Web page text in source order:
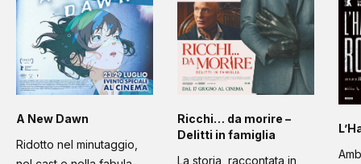
A New Dawn
Ridotto nel minutaggio,
Ricchi… da morire –
Delitti in famiglia
La storia, raccontata in